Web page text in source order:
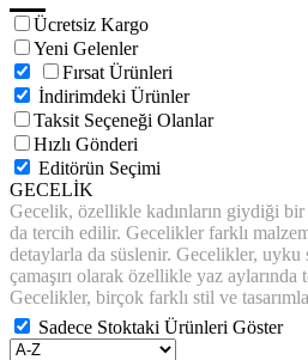
Ücretsiz Kargo
Yeni Gelenler
Fırsat Ürünleri
İndirimdeki Ürünler
Taksit Seçeneği Olanlar
Hızlı Gönderi
Editörün Seçimi
GECELİK
Gecelik, özellikle kadınların giydiği
da tercih edilir. Gecelikler farklı
detaylarla da süslenir. Gecelikler, uyku
çamaşırı olarak özellikle yaz
Gecelikler, birçok farklı stil ve
Sadece Stoktaki Ürünleri Göster